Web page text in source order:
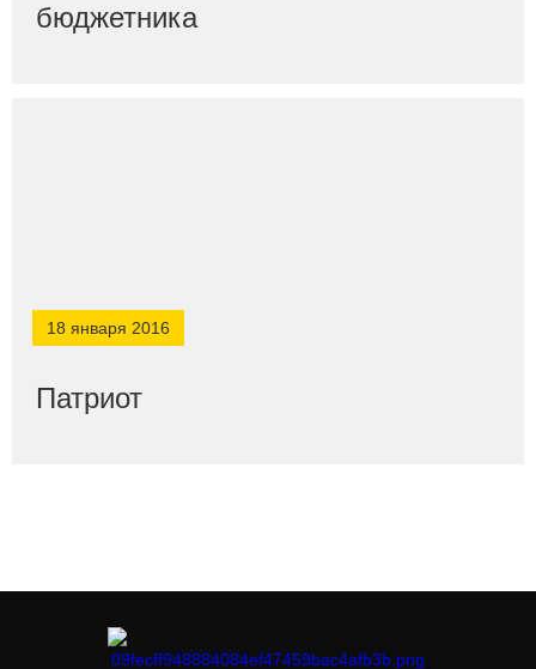
бюджетника
18 января 2016
Патриот